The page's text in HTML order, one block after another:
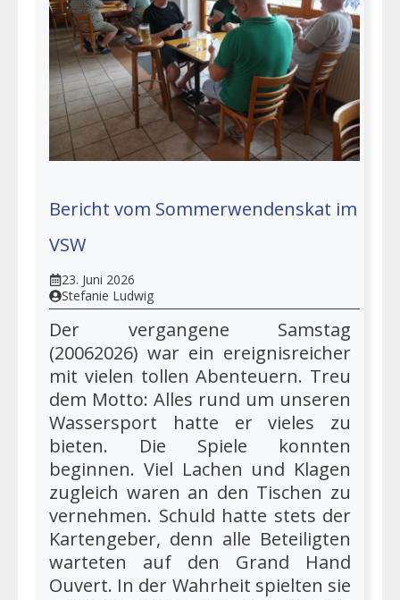
Bericht vom Sommerwendenskat im
VSW
23. Juni 2026
Stefanie Ludwig
Der vergangene Samstag
(20062026) war ein ereignisreicher
mit vielen tollen Abenteuern. Treu
dem Motto: Alles rund um unseren
Wassersport hatte er vieles zu
bieten. Die Spiele konnten
beginnen. Viel Lachen und Klagen
zugleich waren an den Tischen zu
vernehmen. Schuld hatte stets der
Kartengeber, denn alle Beteiligten
warteten auf den Grand Hand
Ouvert. In der Wahrheit spielten sie